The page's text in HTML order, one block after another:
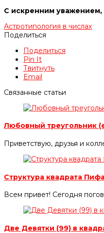
С искренним
Астротипология в числах
Поделиться
Поделиться
Pin It
Твитнуть
Email
Связанные статьи
Любовный треугольник
Приветствую, друзья и
Структура квадрата
Всем привет! Сегодня
Две Девятки (99) в